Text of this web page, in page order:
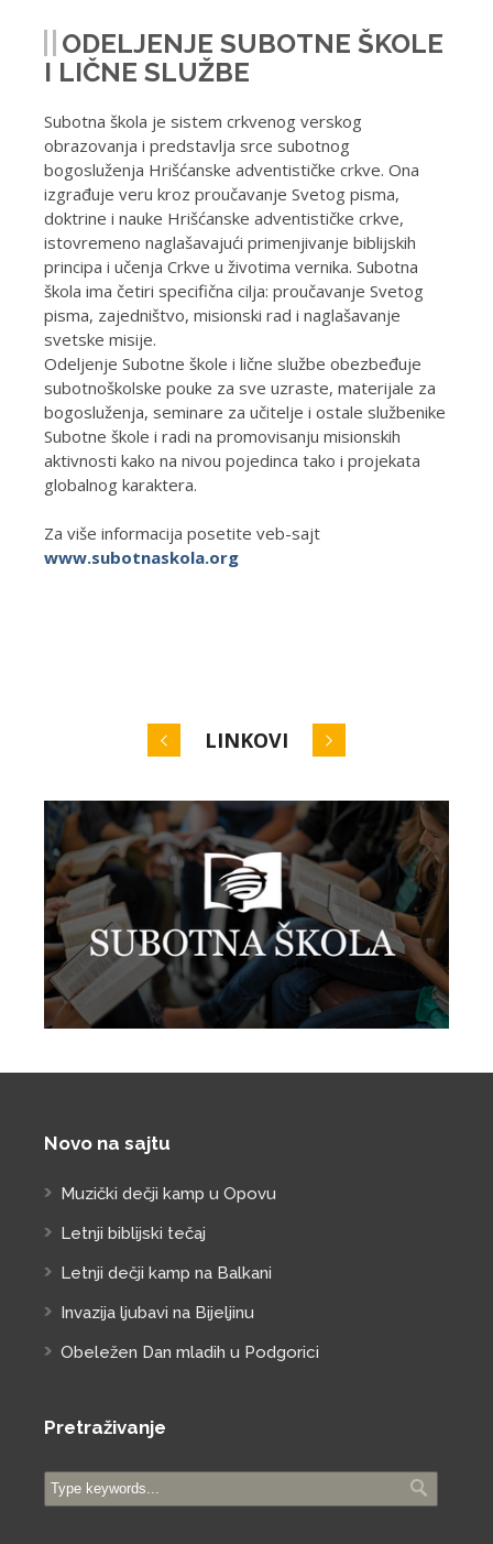
ODELJENJE SUBOTNE ŠKOLE
I LIČNE SLUŽBE
Subotna škola je sistem crkvenog verskog
obrazovanja i predstavlja srce subotnog
bogosluženja Hrišćanske adventističke crkve. Ona
izgrađuje veru kroz proučavanje Svetog pisma,
doktrine i nauke Hrišćanske adventističke crkve,
istovremeno naglašavajući primenjivanje biblijskih
principa i učenja Crkve u životima vernika. Subotna
škola ima četiri specifična cilja: proučavanje Svetog
pisma, zajedništvo, misionski rad i naglašavanje
svetske misije.
Odeljenje Subotne škole i lične službe obezbeđuje
subotnoškolske pouke za sve uzraste, materijale za
bogosluženja, seminare za učitelje i ostale službenike
Subotne škole i radi na promovisanju misionskih
aktivnosti kako na nivou pojedinca tako i projekata
globalnog karaktera.
Za više informacija posetite veb-sajt
www.subotnaskola.org
LINKOVI
Novo na sajtu
Muzički dečji kamp u Opovu
Letnji biblijski tečaj
Letnji dečji kamp na Balkani
Invazija ljubavi na Bijeljinu
Obeležen Dan mladih u Podgorici
Pretraživanje